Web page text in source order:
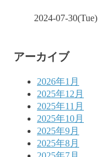
2024-07-30(Tue)
アーカイブ
2026年1月
2025年12月
2025年11月
2025年10月
2025年9月
2025年8月